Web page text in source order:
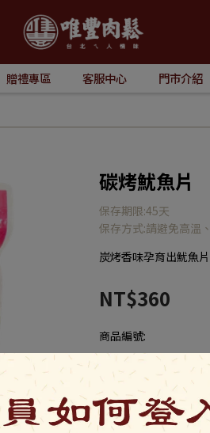
贈禮專區 客服中心 門市介紹
碳烤魷魚片
保存期限:45天
保存方式:請避免高溫
炭烤香味孕育出魷魚
NT$360
商品編號:
供貨狀況:
尚有庫存
容量
300g